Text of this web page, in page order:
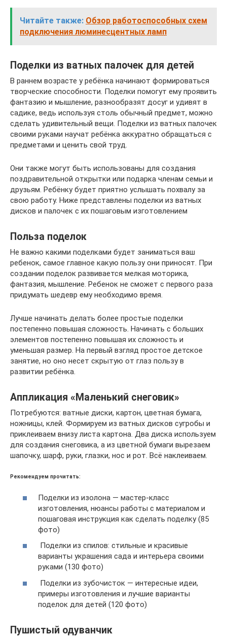
Читайте также: Обзор работоспособных схем
подключения люминесцентных ламп
Поделки из ватных палочек для детей
В раннем возрасте у ребёнка начинают формироваться
творческие способности. Поделки помогут ему проявить
фантазию и мышление, разнообразят досуг и удивят в
садике, ведь используя столь обычный предмет, можно
сделать удивительный вещи. Поделки из ватных палочек
своими руками научат ребёнка аккуратно обращаться с
предметами и ценить свой труд.
Они также могут быть использованы для создания
поздравительной открытки или подарка членам семьи и
друзьям. Ребёнку будет приятно услышать похвалу за
свою работу. Ниже представлены поделки из ватных
дисков и палочек с их пошаговым изготовлением
Польза поделок
Не важно какими поделками будет заниматься ваш
ребенок, самое главное какую пользу они приносят. При
создании поделок развивается мелкая моторика,
фантазия, мышление. Ребенок не сможет с первого раза
придумать шедевр ему необходимо время.
Лучше начинать делать более простые поделки
постепенно повышая сложность. Начинать с больших
элементов постепенно повышая их сложность и
уменьшая размер. На первый взгляд простое детское
занятие, но оно несет скрытую от глаз пользу в
развитии ребёнка.
Аппликация «Маленький снеговик»
Потребуются: ватные диски, картон, цветная бумага,
ножницы, клей. Формируем из ватных дисков сугробы и
приклеиваем внизу листа картона. Два диска используем
для создания снеговика, а из цветной бумаги вырезаем
шапочку, шарф, руки, глазки, нос и рот. Всё наклеиваем.
Рекомендуем прочитать:
Поделки из изолона — мастер-класс
изготовления, нюансы работы с материалом и
пошаговая инструкция как сделать поделку (85
фото)
Поделки из спилов: стильные и красивые
варианты украшения сада и интерьера своими
руками (130 фото)
Поделки из зубочисток — интересные идеи,
примеры изготовления и лучшие варианты
поделок для детей (120 фото)
Пушистый одуванчик